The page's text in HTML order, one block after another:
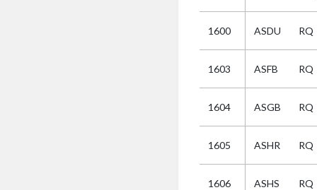
1600 ASDU RQ
1603 ASFB RQ
1604 ASGB RQ
1605 ASHR RQ
1606 ASHS RQ